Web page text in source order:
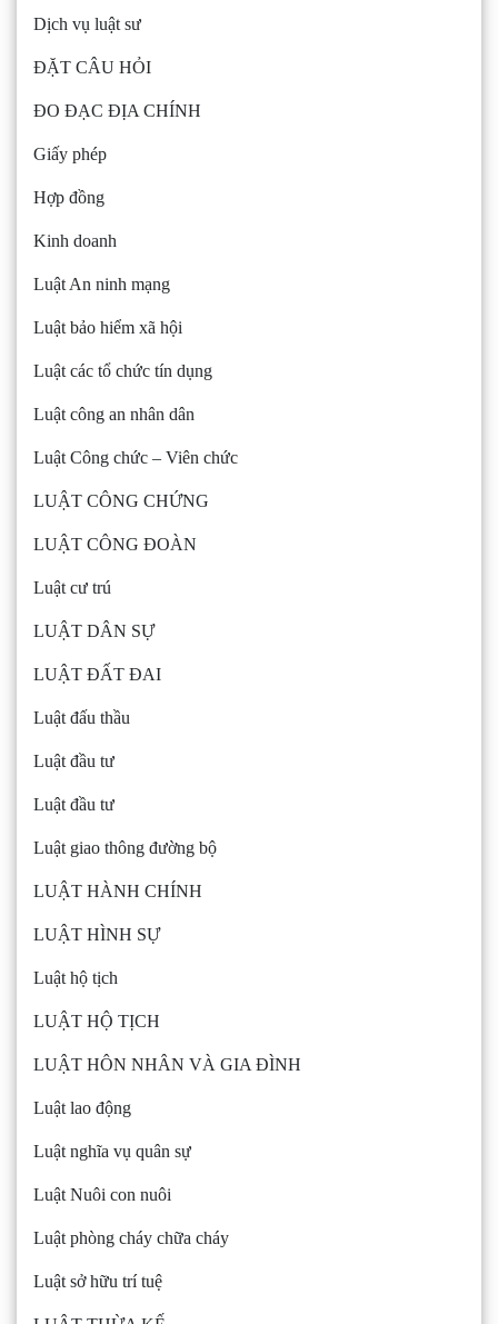
Dịch vụ luật sư
ĐẶT CÂU HỎI
ĐO ĐẠC ĐỊA CHÍNH
Giấy phép
Hợp đồng
Kinh doanh
Luật An ninh mạng
Luật bảo hiểm xã hội
Luật các tổ chức tín dụng
Luật công an nhân dân
Luật Công chức – Viên chức
LUẬT CÔNG CHỨNG
LUẬT CÔNG ĐOÀN
Luật cư trú
LUẬT DÂN SỰ
LUẬT ĐẤT ĐAI
Luật đấu thầu
Luật đầu tư
Luật đầu tư
Luật giao thông đường bộ
LUẬT HÀNH CHÍNH
LUẬT HÌNH SỰ
Luật hộ tịch
LUẬT HỘ TỊCH
LUẬT HÔN NHÂN VÀ GIA ĐÌNH
Luật lao động
Luật nghĩa vụ quân sự
Luật Nuôi con nuôi
Luật phòng cháy chữa cháy
Luật sở hữu trí tuệ